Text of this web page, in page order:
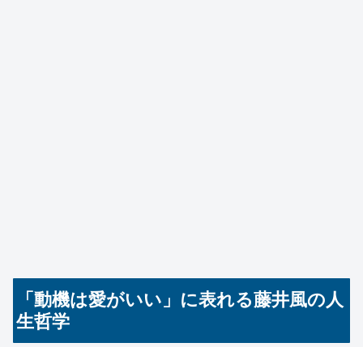
「動機は愛がいい」に表れる藤井風の人
生哲学